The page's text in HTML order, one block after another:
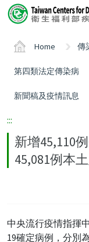
Center
block
Home 傳
第四類法定傳染病
新聞稿及疫情訊息
:::
新增45,110
45,081例本
中央流行疫情指揮
19確定病例，分別